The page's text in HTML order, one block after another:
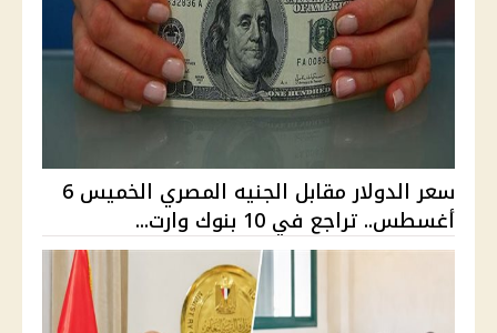
سعر الدولار مقابل الجنيه المصري الخميس 6
أغسطس.. تراجع في 10 بنوك وارت...